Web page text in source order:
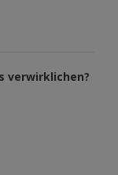
verwirklichen?